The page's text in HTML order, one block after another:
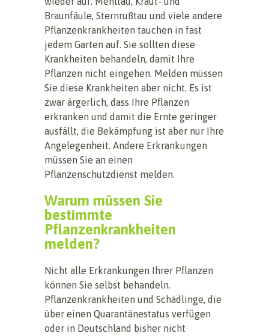
Braunfäule, Sternrußtau und viele andere
Pflanzenkrankheiten tauchen in fast
jedem Garten auf. Sie sollten diese
Krankheiten behandeln, damit Ihre
Pflanzen nicht eingehen. Melden müssen
Sie diese Krankheiten aber nicht. Es ist
zwar ärgerlich, dass Ihre Pflanzen
erkranken und damit die Ernte geringer
ausfällt, die Bekämpfung ist aber nur Ihre
Angelegenheit. Andere Erkrankungen
müssen Sie an einen
Pflanzenschutzdienst melden.
Warum müssen Sie
bestimmte
Pflanzenkrankheiten
melden?
Nicht alle Erkrankungen Ihrer Pflanzen
können Sie selbst behandeln.
Pflanzenkrankheiten und Schädlinge, die
über einen Quarantänestatus verfügen
oder in Deutschland bisher nicht